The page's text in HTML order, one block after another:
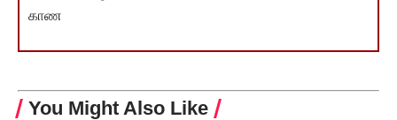
காண
You Might Also Like